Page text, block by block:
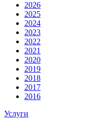
2026
2025
2024
2023
2022
2021
2020
2019
2018
2017
2016
Услуги